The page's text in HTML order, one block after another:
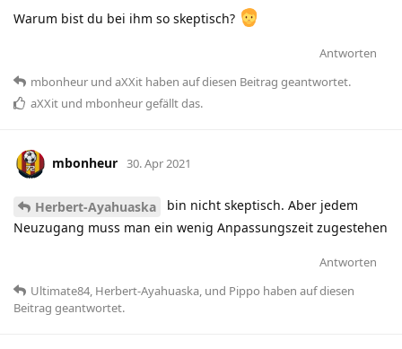
Warum bist du bei ihm so skeptisch?
Antworten
mbonheur und aXXit haben auf diesen Beitrag geantwortet.
aXXit und mbonheurgefällt das.
mbonheur 30. Apr 2021
Herbert-Ayahuaska
bin nicht skeptisch. Aber jedem
Neuzugang muss man ein wenig Anpassungszeit zugestehen
Antworten
Ultimate84, Herbert-Ayahuaska, und Pippo haben auf diesen
Beitrag geantwortet.